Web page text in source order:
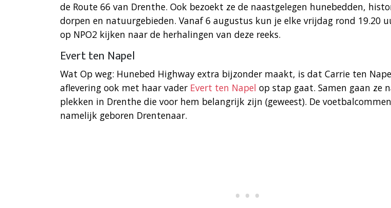
de Route 66 van Drenthe. Ook bezoekt ze de naastgelegen hunebedden,
dorpen en natuurgebieden. Vanaf 6 augustus kun je elke vrijdag rond 19.20
op NPO2 kijken naar de herhalingen van deze reeks.
Evert ten Napel
Wat Op weg: Hunebed Highway extra bijzonder maakt, is dat Carrie ten
aflevering ook met haar vader Evert ten Napel op stap gaat. Samen gaan ze
plekken in Drenthe die voor hem belangrijk zijn (geweest). De
namelijk geboren Drentenaar.